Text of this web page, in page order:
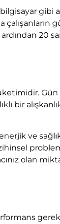
gibi
çalışanların
20
Gün
bir
ve
olan